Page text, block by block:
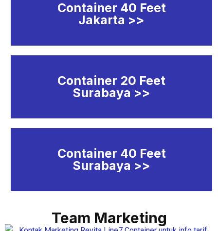
Container 40 Feet
Jakarta >>
Container 20 Feet
Surabaya >>
Container 40 Feet
Surabaya >>
Team Marketing